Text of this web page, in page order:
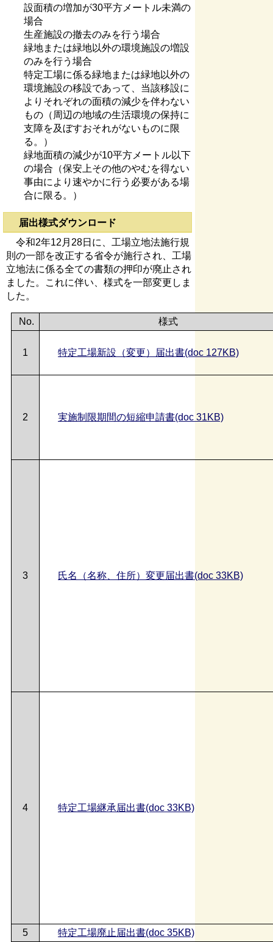
設面積の増加が30平方メートル未満の
場合
生産施設の撤去のみを行う場合
緑地または緑地以外の環境施設の増設
のみを行う場合
特定工場に係る緑地または緑地以外の
環境施設の移設であって、当該移設に
よりそれぞれの面積の減少を伴わない
もの（周辺の地域の生活環境の保持に
支障を及ぼすおそれがないものに限
る。）
緑地面積の減少が10平方メートル以下
の場合（保安上その他のやむを得ない
事由により速やかに行う必要がある場
合に限る。）
届出様式ダウンロード
令和2年12月28日に、工場立地法施行規
則の一部を改正する省令が施行され、工場
立地法に係る全ての書類の押印が廃止され
ました。これに伴い、様式を一部変更しま
した。
No. 様式
1 特定工場新設（変更）届出書(doc 127KB)
2 実施制限期間の短縮申請書(doc 31KB)
3 氏名（名称、住所）変更届出書(doc 33KB)
4 特定工場継承届出書(doc 33KB)
5 特定工場廃止届出書(doc 35KB)